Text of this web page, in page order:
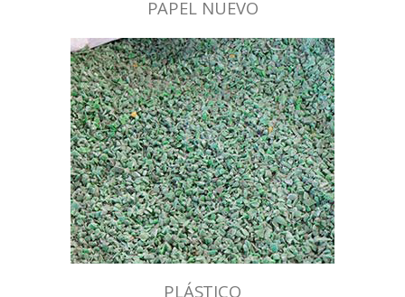
PAPEL NUEVO
PLÁSTICO